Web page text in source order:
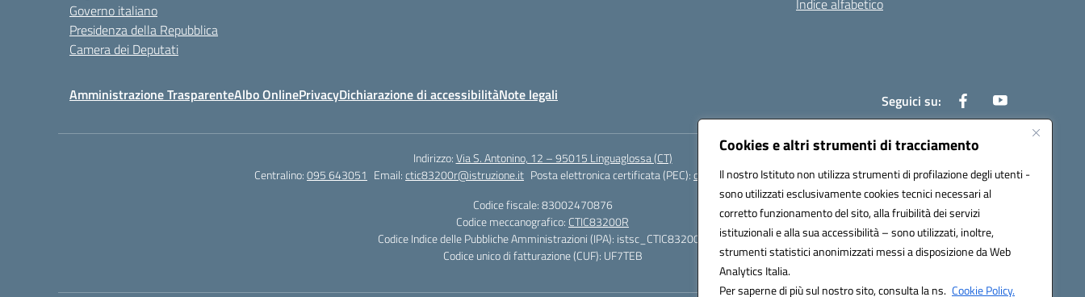
Cookies e altri strumenti di tracciamento
Il nostro Istituto non utilizza strumenti di profilazione degli utenti -
sono utilizzati esclusivamente cookies tecnici necessari al
corretto funzionamento del sito, alla fruibilità dei servizi
istituzionali e alla sua accessibilità – sono utilizzati, inoltre,
strumenti statistici anonimizzati messi a disposizione da Web
Analytics Italia.
Per saperne di più sul nostro sito, consulta la ns. Cookie Policy.
Governo italiano
Presidenza della Repubblica
Camera dei Deputati
Indice alfabetico
Amministrazione TrasparenteAlbo OnlinePrivacyDichiarazione di accessibilitàNote legali Seguici su:
Indirizzo:Via S. Antonino, 12 – 95015 Linguaglossa (CT)
Centralino:095 643051 Email:ctic83200r@istruzione.it Posta elettronica certificata (PEC):ctic83200r@pec.istruzione.it
Codice fiscale: 83002470876
Codice meccanografico: CTIC83200R
Codice Indice delle Pubbliche Amministrazioni (IPA): istsc_CTIC83200R
Codice unico di fatturazione (CUF): UF7TEB